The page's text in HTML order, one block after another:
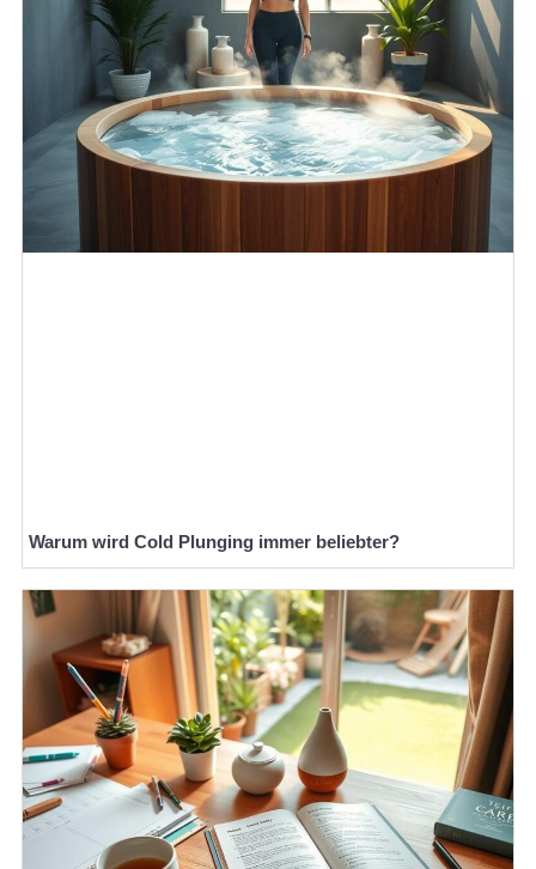
Warum wird Cold Plunging immer beliebter?